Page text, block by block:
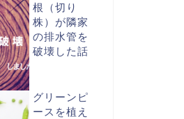
根（切り
株）が隣家
の排水管を
破壊した話
グリーンピ
ースを植え